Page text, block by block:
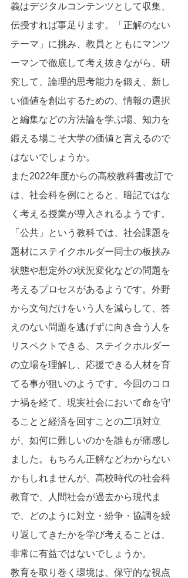
義はデジタルコンテンツとして収集、
伝授すれば事足ります。「正解のない
テーマ」に挑み、教員とともにマンツ
ーマンで徹底して考え抜きながら、研
究して、論理的思考能力を鍛え、新し
い価値を創出するための、情報の選択
と編集などの方法論を学ぶ場、知力を
鍛える場こそ大学の価値と言えるので
はないでしょうか。
また2022年度からの高校教科書改訂で
は、社会科を例にとると、暗記ではな
く考える授業が導入されるようです。
「公共」という教科では、社会課題を
題材にステイクホルダー同士の板挟み
状態や想定外の状況変化などの問題を
考えるプロセスがあるようです。外野
から文句だけをいう人を減らして、答
えのない問題を逃げずに向き合う人を
リスペクトできる、ステイクホルダー
の立場を理解し、応援できる人材を育
てる事が狙いのようです。今回のコロ
ナ禍を経て、現実社会において命を守
ることと経済を回すことの二項対立
が、如何に難しいのかを誰もが痛感し
ました。もちろん正解などわからない
かもしれませんが、高校時代の社会科
教育で、人間社会が過去から現代ま
で、どのように対立・紛争・協調を繰
り返してきたかを学び考えることは、
非常に有益ではないでしょうか。
教育を取り巻く環境は、保守的な視点